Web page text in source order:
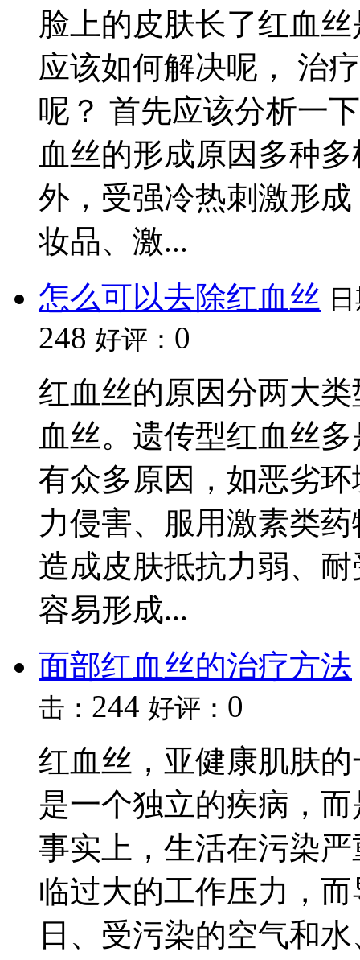
脸上的皮肤长了红血
应该如何解决呢， 治
呢？ 首先应该分析一
血丝的形成原因多种
外，受强冷热刺激形
妆品、激...
怎么可以去除红血丝
248 好评： 0
红血丝的原因分两大
血丝。遗传型红血丝
有众多原因，如恶劣
力侵害、服用激素类
造成皮肤抵抗力弱、
容易形成...
面部红血丝的治疗方法
击： 244 好评： 0
红血丝，亚健康肌肤
是一个独立的疾病，
事实上，生活在污染
临过大的工作压力，
日、受污染的空气和